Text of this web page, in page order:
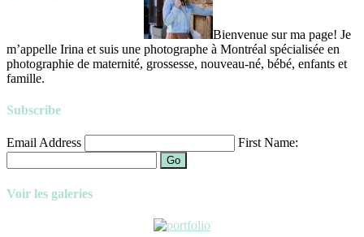
Bienvenue sur ma page! Je
m’appelle Irina et suis une photographe à Montréal spécialisée en
photographie de maternité, grossesse, nouveau-né, bébé, enfants et
famille.
Subscribe
Email Address First Name:
Go
Voir les galeries